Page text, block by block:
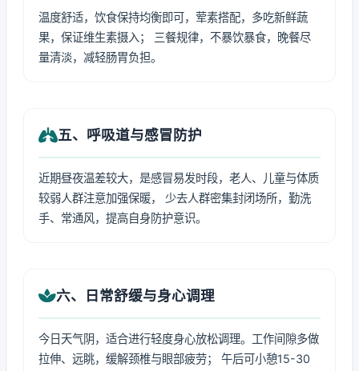
温度舒适，饮食保持均衡即可，荤素搭配，多吃新鲜蔬
果，保证维生素摄入； 三餐规律，不暴饮暴食，晚餐尽
量清淡，减轻肠胃负担。
五、呼吸道与感冒防护
近期昼夜温差较大，是感冒易发时段，老人、儿童与体质
较弱人群注意加强保暖， 少去人群密集封闭场所，勤洗
手、常通风，提高自身防护意识。
六、日常舒缓与身心调理
今日天气阴，适合进行轻度身心放松调理。工作间隙多做
拉伸、远眺，缓解颈椎与眼部疲劳； 午后可小憩15-30